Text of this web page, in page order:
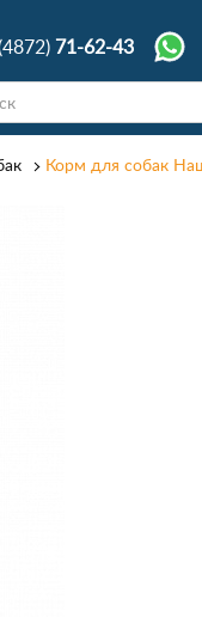
71-62-43
Корм для собак